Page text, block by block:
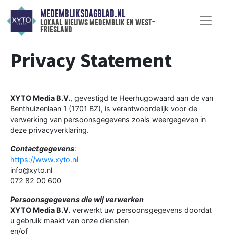
MEDEMBLIKSDAGBLAD.NL
lokaal nieuws medemblik en west-
friesland
Privacy Statement
XYTO Media B.V., gevestigd te Heerhugowaard aan de van
Benthuizenlaan 1 (1701 BZ), is verantwoordelijk voor de
verwerking van persoonsgegevens zoals weergegeven in
deze privacyverklaring.
Contactgegevens:
https://www.xyto.nl
info@xyto.nl
072 82 00 600
Persoonsgegevens die wij verwerken
XYTO Media B.V. verwerkt uw persoonsgegevens doordat
u gebruik maakt van onze diensten
en/of